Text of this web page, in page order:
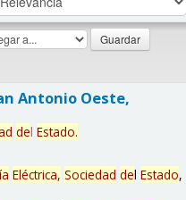
Antonio Oeste,
del Estado.
Eléctrica, Sociedad del Estado,